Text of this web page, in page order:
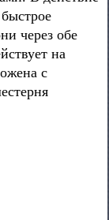
через обе
на
с